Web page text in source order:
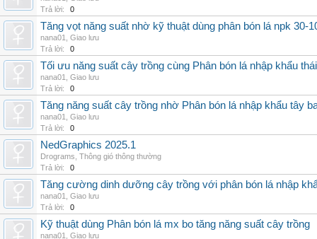
Trả lời:
0
Tăng vọt năng suất nhờ kỹ thuật dùng phân bón lá npk 30-
nana01
Giao lưu
Trả lời:
0
Tối ưu năng suất cây trồng cùng Phân bón lá nhập khẩu
nana01
Giao lưu
Trả lời:
0
Tăng năng suất cây trồng nhờ Phân bón lá nhập khẩu tây
nana01
Giao lưu
Trả lời:
0
NedGraphics 2025.1
Drograms Thông gió thông thường
Trả lời:
0
Tăng cường dinh dưỡng cây trồng với phân bón lá nhập
nana01
Giao lưu
Trả lời:
0
Kỹ thuật dùng Phân bón lá mx bo tăng năng suất cây trồng
nana01
Giao lưu